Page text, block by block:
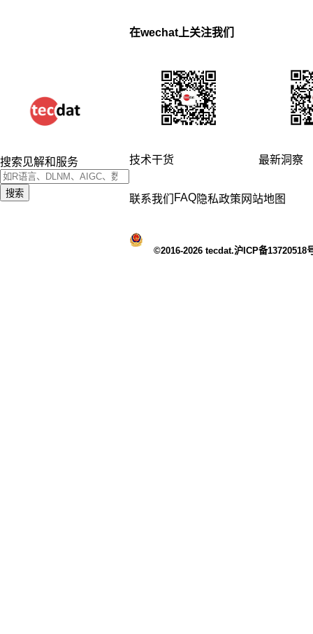
搜索见解和服务
搜索
在wechat上关注我们
技术干货 最新洞察
联系我们 FAQ隐私政策 网站地图
©2016-2026 tecdat.沪ICP备13720518